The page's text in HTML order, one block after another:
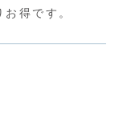
得です。